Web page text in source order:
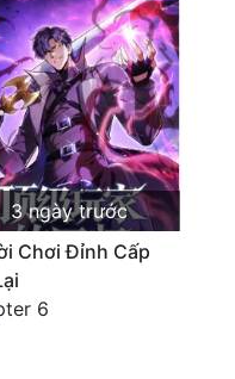
3 ngày trước
Chơi Đỉnh Cấp
6